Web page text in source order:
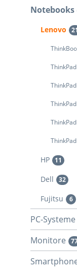
Notebooks
Lenovo 21
HP 11
Dell 32
Fujitsu 6
PC-Systeme
Monitore